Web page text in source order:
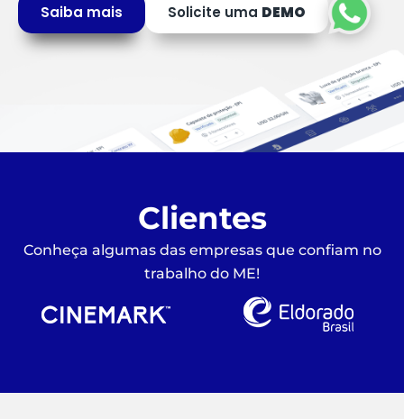
Saiba mais Solicite uma DEMO
Clientes
Conheça algumas das empresas que confiam no
trabalho do ME!